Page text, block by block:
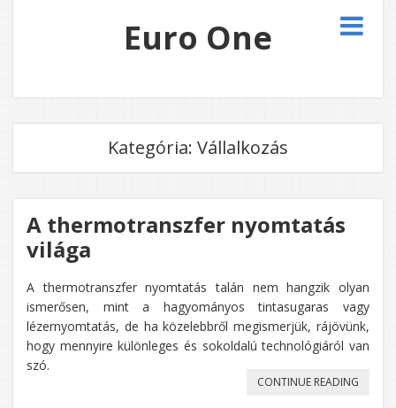
Euro One
Kategória: Vállalkozás
A thermotranszfer nyomtatás
világa
A thermotranszfer nyomtatás talán nem hangzik olyan
ismerősen, mint a hagyományos tintasugaras vagy
lézernyomtatás, de ha közelebbről megismerjük, rájövünk,
hogy mennyire különleges és sokoldalú technológiáról van
szó.
CONTINUE READING